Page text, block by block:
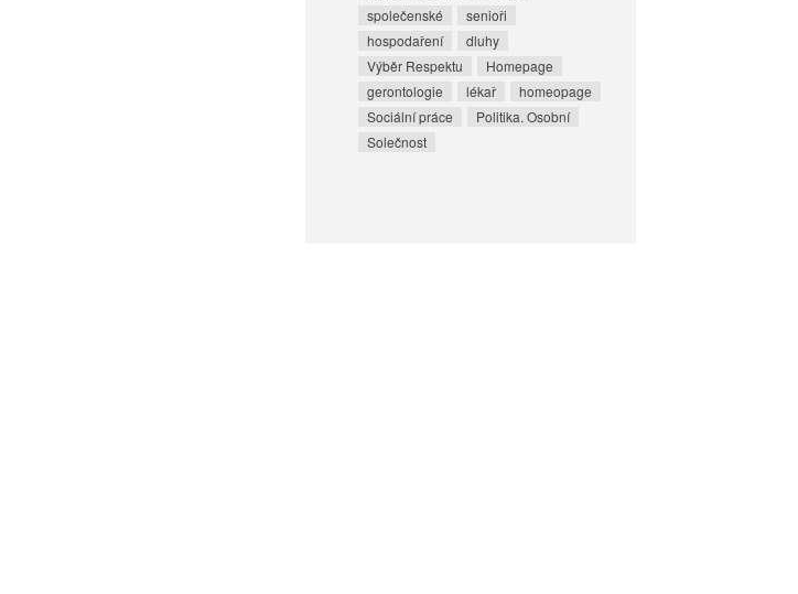
společenské
senioři
hospodaření
dluhy
Výběr Respektu
Homepage
gerontologie
lékař
homeopage
Sociální práce
Politika. Osobní
Solečnost